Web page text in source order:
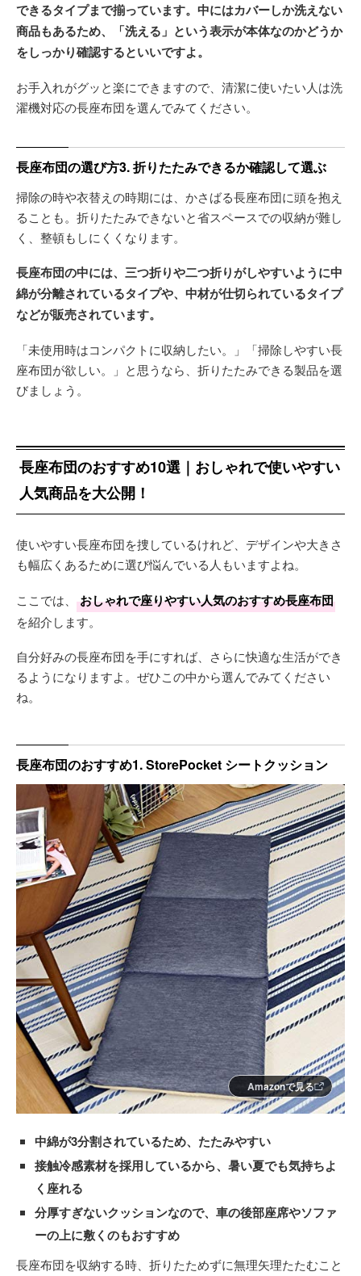
できるタイプまで揃っています。中にはカバーしか洗えない
商品もあるため、「洗える」という表示が本体なのかどうか
をしっかり確認するといいですよ。
お手入れがグッと楽にできますので、清潔に使いたい人は洗
濯機対応の長座布団を選んでみてください。
長座布団の選び方3. 折りたたみできるか確認して選ぶ
掃除の時や衣替えの時期には、かさばる長座布団に頭を抱え
ることも。折りたたみできないと省スペースでの収納が難し
く、整頓もしにくくなります。
長座布団の中には、三つ折りや二つ折りがしやすいように中
綿が分離されているタイプや、中材が仕切られているタイプ
などが販売されています。
「未使用時はコンパクトに収納したい。」「掃除しやすい長
座布団が欲しい。」と思うなら、折りたたみできる製品を選
びましょう。
長座布団のおすすめ10選｜おしゃれで使いやすい
人気商品を大公開！
使いやすい長座布団を捜しているけれど、デザインや大きさ
も幅広くあるために選び悩んでいる人もいますよね。
ここでは、 おしゃれで座りやすい人気のおすすめ長座布団
を紹介します。
自分好みの長座布団を手にすれば、さらに快適な生活ができ
るようになりますよ。ぜひこの中から選んでみてください
ね。
長座布団のおすすめ1. StorePocket シートクッション
Amazonで見る
中綿が3分割されているため、たたみやすい
接触冷感素材を採用しているから、暑い夏でも気持ちよ
く座れる
分厚すぎないクッションなので、車の後部座席やソファ
ーの上に敷くのもおすすめ
長座布団を収納する時、折りたためずに無理矢理たたむこと